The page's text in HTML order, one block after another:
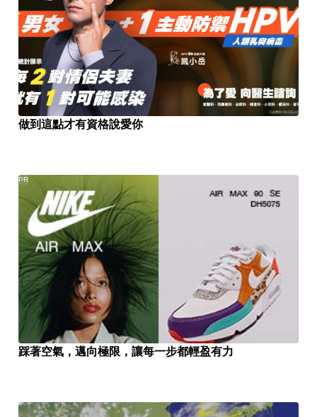
做到這點才有資格說愛你
踩著空氣，邁向極限，讓每一步都輕盈有力
PR